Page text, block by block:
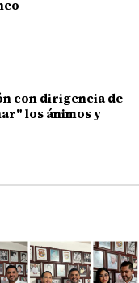
con dirigencia de
los ánimos y